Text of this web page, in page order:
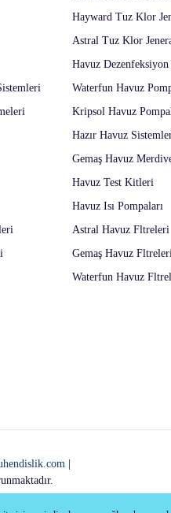
Hayward Tuz Klor
Astral Tuz Klor
Havuz
Waterfun Havuz
Kripsol Havuz
Hazır Havuz
Gemaş Havuz
Havuz Test Kitleri
Havuz Isı Pompaları
Astral Havuz Fltreleri
Gemaş Havuz
Waterfun Havuz